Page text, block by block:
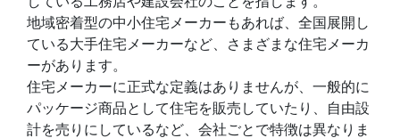
地域密着型の中小住宅メーカーもあれば、全国展開し
ている大手住宅メーカーなど、さまざまな住宅メーカ
ーがあります。
住宅メーカーに正式な定義はありませんが、一般的に
パッケージ商品として住宅を販売していたり、自由設
計を売りにしているなど、会社ごとで特徴は異なりま